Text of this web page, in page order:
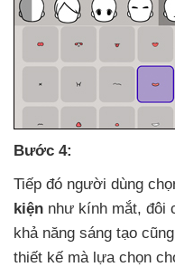
Bước 4:
Tiếp đó người dùng
kiện như kính mắt, đôi
khả năng sáng tạo
thiết kế mà lựa chọn